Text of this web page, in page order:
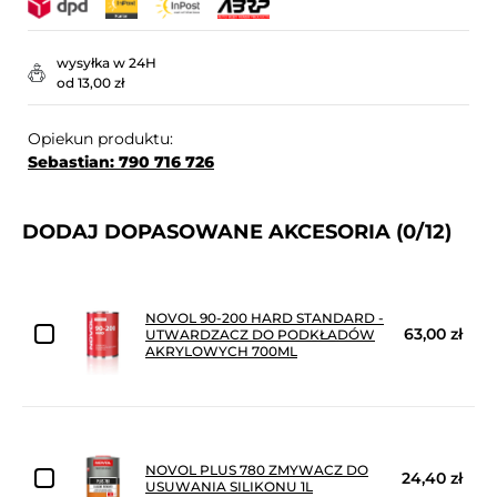
wysyłka w 24H
od 13,00 zł
Opiekun produktu:
Sebastian: 790 716 726
DODAJ DOPASOWANE AKCESORIA (0/12)
NOVOL 90-200 HARD STANDARD -
UTWARDZACZ DO PODKŁADÓW
AKRYLOWYCH 700ML
63,00 zł
NOVOL PLUS 780 ZMYWACZ DO
USUWANIA SILIKONU 1L
24,40 zł